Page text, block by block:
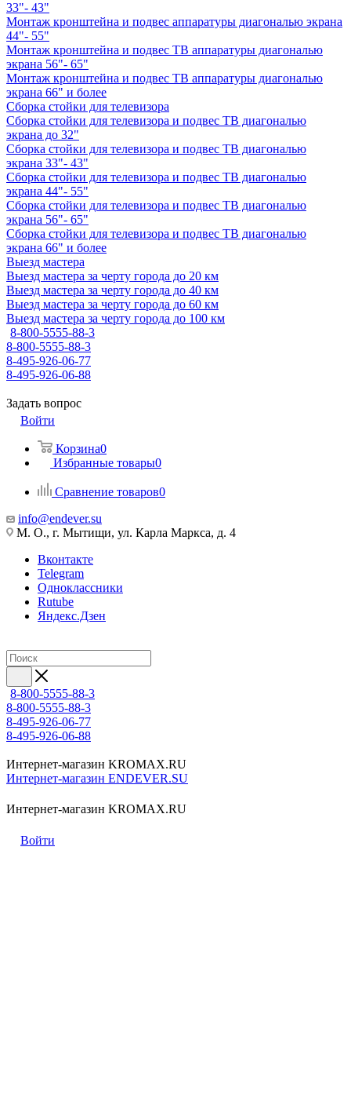
33"- 43"
Монтаж кронштейна и подвес аппаратуры диагональю экрана
44"- 55"
Монтаж кронштейна и подвес ТВ аппаратуры диагональю
экрана 56"- 65"
Монтаж кронштейна и подвес ТВ аппаратуры диагональю
экрана 66" и более
Сборка стойки для телевизора
Сборка стойки для телевизора и подвес ТВ диагональю
экрана до 32"
Сборка стойки для телевизора и подвес ТВ диагональю
экрана 33"- 43"
Сборка стойки для телевизора и подвес ТВ диагональю
экрана 44"- 55"
Сборка стойки для телевизора и подвес ТВ диагональю
экрана 56"- 65"
Сборка стойки для телевизора и подвес ТВ диагональю
экрана 66" и более
Выезд мастера
Выезд мастера за черту города до 20 км
Выезд мастера за черту города до 40 км
Выезд мастера за черту города до 60 км
Выезд мастера за черту города до 100 км
8-800-5555-88-3
8-800-5555-88-3
8-495-926-06-77
8-495-926-06-88
Задать вопрос
Войти
Корзина0
Избранные товары0
Сравнение товаров0
info@endever.su
М. О., г. Мытищи, ул. Карла Маркса, д. 4
Вконтакте
Telegram
Одноклассники
Rutube
Яндекс.Дзен
8-800-5555-88-3
8-800-5555-88-3
8-495-926-06-77
8-495-926-06-88
Интернет-магазин KROMAX.RU
Интернет-магазин ENDEVER.SU
Интернет-магазин KROMAX.RU
Войти